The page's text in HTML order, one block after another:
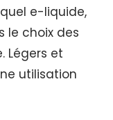
e-liquide,
le choix des
Légers et
utilisation